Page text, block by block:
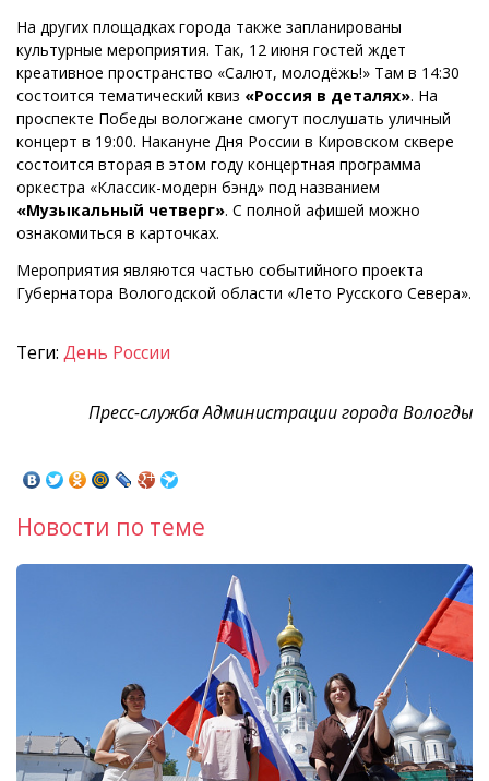
На других площадках города также запланированы
культурные мероприятия. Так, 12 июня гостей ждет
креативное пространство «Салют, молодёжь!» Там в 14:30
состоится тематический квиз «Россия в деталях». На
проспекте Победы вологжане смогут послушать уличный
концерт в 19:00. Накануне Дня России в Кировском сквере
состоится вторая в этом году концертная программа
оркестра «Классик-модерн бэнд» под названием
«Музыкальный четверг». С полной афишей можно
ознакомиться в карточках.
Мероприятия являются частью событийного проекта
Губернатора Вологодской области «Лето Русского Севера».
Теги: День России
Пресс-служба Администрации города Вологды
Новости по теме